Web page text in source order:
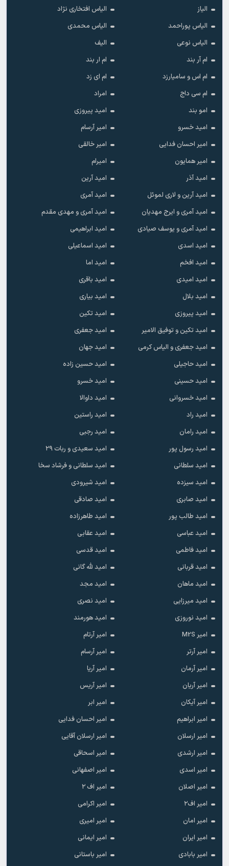
الیاز
الیاس افتخاری نژاد
الیاس پوراحمد
الیاس محمدی
الیاس نوعی
الیف
ام آر بند
ام ار بند
ام اس و سامیارزد
ام ای زد
ام سی داج
امراد
امو بند
امید پیروزی
امید خسرو
امیر آرسام
امیر احسان فدایی
امیر خالقى
امیر همایون
امیرام
امید آذر
امید آرین
امید آرین و لاری لموئل
امید آمری
امید آمری و ایرج مهدیان
امید آمری و مهدی مقدم
امید آمری و یوسف صیادی
امید ابراهیمی
امید اسدی
امید اسماعیلی
امید افخم
امید اما
امید امیدی
امید باقری
امید بلال
امید بیاری
امید پیروزی
امید تکین
امید تکین و توفیق الامیر
امید جعفری
امید جعفری و الیاس کرمی
امید جهان
امید حاجیلی
امید حسین زاده
امید حسینی
امید خسرو
امید خسروانی
امید داوالا
امید راد
امید راستین
امید رامان
امید رجبی
امید رسول پور
امید سعیدی و ربات ۲۹
امید سلطانی
امید سلطانی و فرشاد سخا
امید سیزده
امید شیرودی
امید صابری
امید صادقی
امید طالب پور
امید طاهرزاده
امید عباسی
امید عقابی
امید فاطمی
امید قدسی
امید قربانی
امید لله گانی
امید ماهان
امید مجد
امید میرزایی
امید نصری
امید نوروزی
امید هورمند
امیر M2S
امیر آرتام
امیر آرتر
امیر آرسام
امیر آرمان
امیر آریا
امیر آریان
امیر آریس
امیر آیکان
امیر ابر
امیر ابراهیم
امیر احسان فدایی
امیر ارسلان
امیر ارسلان آقایی
امیر ارشدی
امیر اسحاقی
امیر اسدی
امیر اصفهانی
امیر اصلان
امیر اف ۲
امیر اف۲
امیر اکرامی
امیر امان
امیر امیری
امیر ایران
امیر ایمانی
امیر بابادی
امیر باستانی